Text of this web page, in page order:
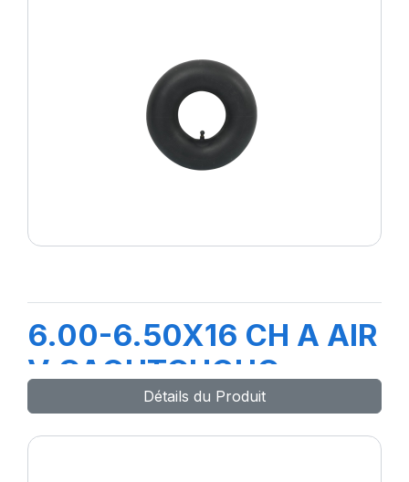
6.00-6.50X16 CH A AIR
V CAOUTCHOUC
Détails du Produit